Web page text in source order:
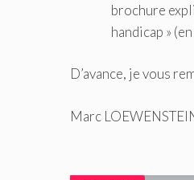
brochure
handicap »
D’avance, je vous
Marc